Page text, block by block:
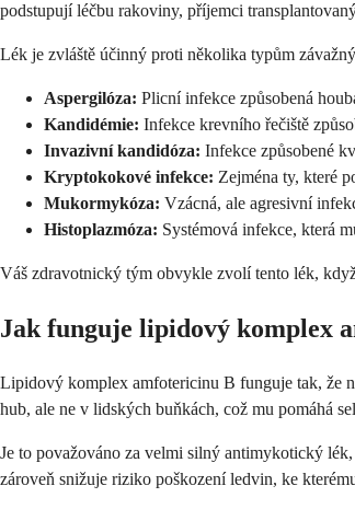
podstupují léčbu rakoviny, příjemci
Lék je zvláště účinný proti několika typům
Aspergilóza: Plicní infekce způsobená
Kandidémie: Infekce krevního řečiště
Invazivní kandidóza: Infekce způsobené
Kryptokokové infekce: Zejména ty, které
Mukormykóza: Vzácná, ale agresivní
Histoplazmóza: Systémová infekce, která
Váš zdravotnický tým obvykle zvolí tento lék,
Jak funguje lipidový komplex
Lipidový komplex amfotericinu B funguje tak, že
hub, ale ne v lidských buňkách, což mu pomáhá
Je to považováno za velmi silný antimykotický
zároveň snižuje riziko poškození ledvin, ke